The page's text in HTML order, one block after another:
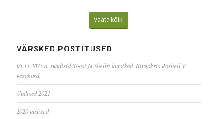
Vaata kõiki
VÄRSKED POSTITUSED
05.11.2025.a. sündisid Roosi ja Shelby kutsikad, Ringokris Roshell V-
pesakond.
Uudised 2021
2020 uudised